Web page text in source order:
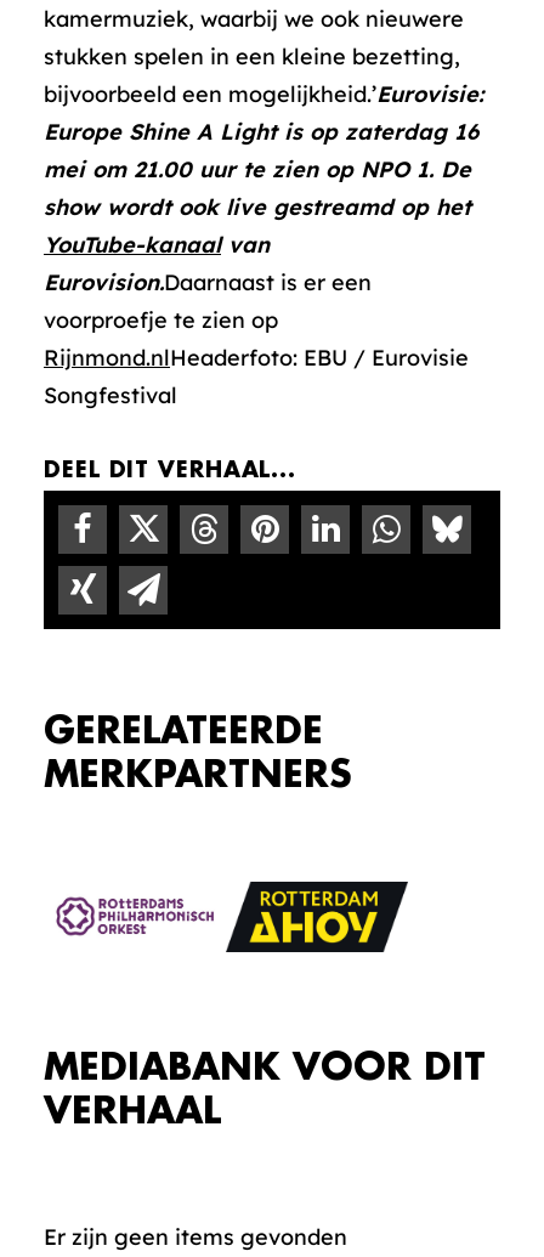
kamermuziek, waarbij we ook nieuwere
stukken spelen in een kleine bezetting,
bijvoorbeeld een mogelijkheid.’Eurovisie:
Europe Shine A Light is op zaterdag 16
mei om 21.00 uur te zien op NPO 1. De
show wordt ook live gestreamd op het
YouTube-kanaalvan
Eurovision.Daarnaast is er een
voorproefje te zien op
Rijnmond.nlHeaderfoto: EBU / Eurovisie
Songfestival
DEEL DIT VERHAAL...
GERELATEERDE
MERKPARTNERS
MEDIABANK VOOR DIT
VERHAAL
Er zijn geen items gevonden